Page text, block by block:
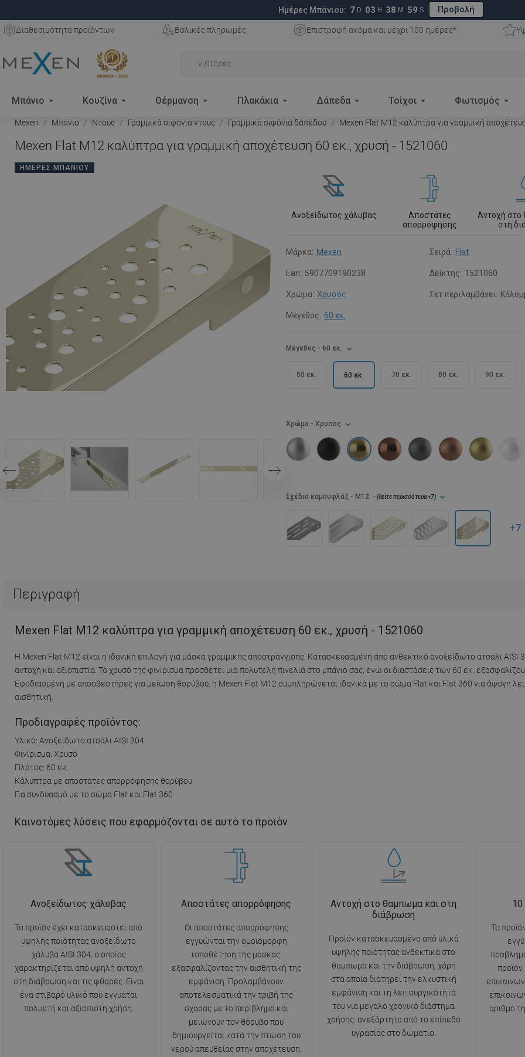
Ημέρες Μπάνιου: 7 D 03 H 38 M 58 S Προβολή
Διαθεσιμότητα προϊόντων Βολικές πληρωμές Επιστροφή ακόμα και μέχρι 100 ημέρες*
Μπάνιο Κουζίνα Θέρμανση Πλακάκια Δάπεδα Τοίχοι Φωτισμός
Mexen Μπάνιο Ντους Γραμμικά σιφόνια ντους Γραμμικά σιφόνια δαπέδου Mexen Flat Μ12 καλύπτρα για γραμμική
Mexen Flat Μ12 καλύπτρα για γραμμική αποχέτευση 60 εκ., χρυσή - 1521060
ΗΜΈΡΕΣ ΜΠΆΝΙΟΥ
Ανοξείδωτος χάλυβας
Αποστάτες
απορρόφησης
Αντοχή στο
στη
Μάρκα: Mexen Σειρά: Flat
Ean: 5907709190238 Δείκτης: 1521060
Χρώμα: Χρυσός Σετ περιλαμβάνει:
Μέγεθος: 60 εκ.
Μέγεθος - 60 εκ.
50 εκ. 60 εκ. 70 εκ. 80 εκ. 90 εκ.
Χρώμα - Χρυσός
Σχέδιο καμουφλάζ - M12 - (δείτε περισσότερα+7)
+7
Περιγραφή
Mexen Flat Μ12 καλύπτρα για γραμμική αποχέτευση 60 εκ., χρυσή - 1521060
Η Mexen Flat M12 είναι η ιδανική επιλογή για μάσκα γραμμικής αποστράγγισης. Κατασκευασμένη από ανθεκτικό ανοξείδωτο ατσάλι AISI
αντοχή και αξιοπιστία. Το χρυσό της φινίρισμα προσθέτει μια πολυτελή πινελιά στο μπάνιο σας, ενώ οι διαστάσεις των 60 εκ.
Εφοδιασμένη με αποσβεστήρες για μείωση θορύβου, η Mexen Flat M12 συμπληρώνεται ιδανικά με το σώμα Flat και Flat 360 για άψογη
αισθητική.
Προδιαγραφές προϊόντος:
Υλικό: Ανοξείδωτο ατσάλι AISI 304
Φινίρισμα: Χρυσό
Πλάτος: 60 εκ.
Κάλυπτρα με αποστάτες απορρόφησης θορύβου
Για συνδυασμό με το σώμα Flat και Flat 360
Καινοτόμες λύσεις που εφαρμόζονται σε αυτό το προϊόν
Ανοξείδωτος χάλυβας
Το προϊόν έχει κατασκευαστεί από
υψηλής ποιότητας ανοξείδωτο
χάλυβα AISI 304, ο οποίος
χαρακτηρίζεται από υψηλή αντοχή
στη διάβρωση και τις φθορές. Είναι
ένα στιβαρό υλικό που εγγυάται
πολυετή και αξιόπιστη χρήση.
Αποστάτες απορρόφησης
Οι αποστάτες απορρόφησης
εγγυώνται την ομοιόμορφη
τοποθέτηση της μάσκας,
εξασφαλίζοντας την αισθητική της
εμφάνιση. Προλαμβάνουν
αποτελεσματικά την τριβή της
σχάρας με το περίβλημα και
μειώνουν τον θόρυβο που
δημιουργείται κατά την πτώση του
νερού απευθείας στην αποχέτευση.
Αντοχή στο θαμπωμα και στη
διάβρωση
Προϊόν κατασκευασμένο από υλικά
υψηλής ποιότητας ανθεκτικά στο
θαμπωμα και την διάβρωση, χάρη
στα οποία διατηρεί την ελκυστική
εμφάνιση και τη λειτουργικότητά
του για μεγάλο χρονικό διάστημα
χρήσης, ανεξάρτητα από το επίπεδο
υγρασίας στο δωμάτιο.
10
Το
αριθμό